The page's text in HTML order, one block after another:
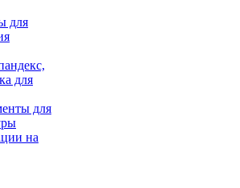
для
для
для
на